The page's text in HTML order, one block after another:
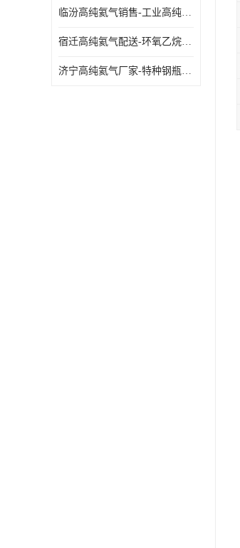
临汾高纯氦气销售-工业高纯氦气
宿迁高纯氦气配送-环氧乙烷灭菌剂
济宁高纯氦气厂家-特种钢瓶年检配件销售